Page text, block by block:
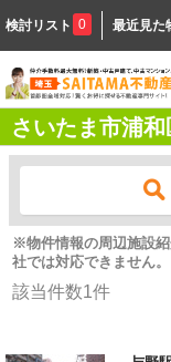
検討リスト 0 最近見た
さいたま市浦和
※物件情報の周辺施設
社では対応できません。
該当件数1件